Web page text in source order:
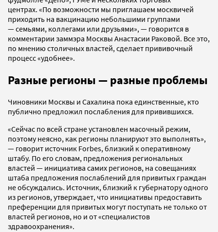
центрах. «По возможности мы приглашаем москвичей
приходить на вакцинацию небольшими группами
— семьями, коллегами или друзьями», — говорится в
комментарии заммэра Москвы Анастасии Раковой. Все это,
по мнению столичных властей, сделает прививочный
процесс «удобнее».
Разные регионы — разные проблемы
Чиновники Москвы и Сахалина пока единственные, кто
публично предложил послабления для привившихся.
«Сейчас по всей стране установлен масочный режим,
поэтому неясно, как регионы планируют это выполнять»,
— говорит источник Forbes, близкий к оперативному
штабу. По его словам, предложения региональных
властей — инициатива самих регионов, на совещаниях
штаба предложения послаблений для привитых граждан
не обсуждались. Источник, близкий к губернатору одного
из регионов, утверждает, что инициативы предоставить
преференции для привитых могут поступать не только от
властей регионов, но и от «специалистов
здравоохранения».